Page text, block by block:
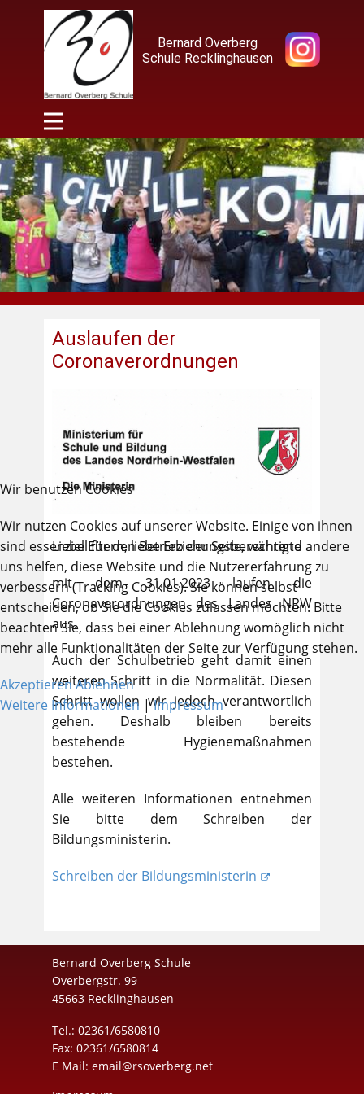
Bernard Overberg
Schule Recklinghausen
Auslaufen der
Coronaverordnungen
Liebe Eltern, liebe Erziehungsberechtigte
mit dem 31.01.2023 laufen die
Coronaverordnungen des Landes NRW
aus.
Auch der Schulbetrieb geht damit einen
weiteren Schritt in die Normalität. Diesen
Schritt wollen wir jedoch verantwortlich
gehen. Deshalb bleiben bereits
bestehende Hygienemaßnahmen
bestehen.
Alle weiteren Informationen entnehmen
Sie bitte dem Schreiben der
Bildungsministerin.
Schreiben der Bildungsministerin
Bernard Overberg Schule
Overbergstr. 99
45663 Recklinghausen
Tel.: 02361/6580810
Fax: 02361/6580814
E Mail: email@rsoverberg.net
Wir benutzen Cookies
Wir nutzen Cookies auf unserer Website. Einige von ihnen
sind essenziell für den Betrieb der Seite, während andere
uns helfen, diese Website und die Nutzererfahrung zu
verbessern (Tracking Cookies). Sie können selbst
entscheiden, ob Sie die Cookies zulassen möchten. Bitte
beachten Sie, dass bei einer Ablehnung womöglich nicht
mehr alle Funktionalitäten der Seite zur Verfügung stehen.
Akzeptieren Ablehnen
Weitere Informationen |Impressum